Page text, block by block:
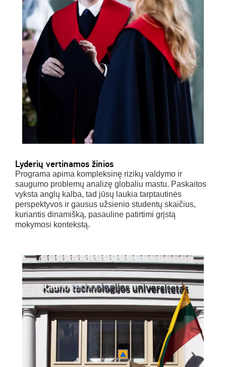
Lyderių vertinamos žinios
Programa apima kompleksinę rizikų valdymo ir
saugumo problemų analizę globaliu mastu. Paskaitos
vyksta anglų kalba, tad jūsų laukia tarptautinės
perspektyvos ir gausus užsienio studentų skaičius,
kuriantis dinamišką, pasauline patirtimi grįstą
mokymosi kontekstą.